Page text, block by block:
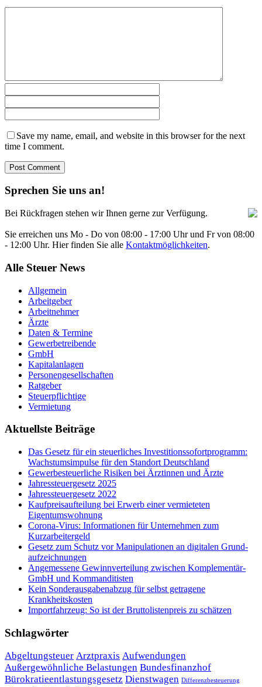
Save my name, email, and website in this browser for the next
time I comment.
Sprechen Sie uns an!
Bei Rückfragen stehen wir Ihnen gerne zur Verfügung.
Sie erreichen uns Mo - Do von 08:00 - 17:00 Uhr und Fr von 08:00
- 12:00 Uhr. Hier finden Sie alle Kontaktmöglichkeiten.
Alle Steuer News
Allgemein
Arbeitgeber
Arbeitnehmer
Ärzte
Daten & Termine
Gewerbetreibende
GmbH
Kapitalanlagen
Personengesellschaften
Ratgeber
Steuerpflichtige
Vermietung
Aktuellste Beiträge
Das Gesetz für ein steuerliches Investitionssofortprogramm:
Wachstumsimpulse für den Standort Deutschland
Gewerbesteuerliche Risiken bei Ärztinnen und Ärzte
Jahressteuergesetz 2025
Jahressteuergesetz 2022
Kaufpreisaufteilung bei Erwerb einer vermieteten
Eigentumswohnung
Corona-Virus: Informationen für Unternehmen zum
Kurzarbeitergeld
Ge­setz zum Schutz vor Ma­ni­pu­la­tio­nen an di­gi­ta­len Grund­
auf­zeich­nun­gen
Angemessene Gewinnverteilung zwischen Komplementär-
GmbH und Kommanditisten
Kein Sonderausgabenabzug für selbst getragene
Krankheitskosten
Importfahrzeug: So ist der Bruttolistenpreis zu schätzen
Schlagwörter
Abgeltungsteuer Arztpraxis Aufwendungen
Außergewöhnliche Belastungen Bundesfinanzhof
Bürokratieentlastungsgesetz Dienstwagen Differenzbesteuerung